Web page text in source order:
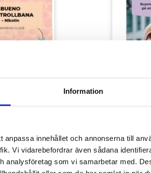
Information
anpassa innehållet och annonserna till
Vi vidarebefordrar även sådana
analysföretag som vi samarbetar med.
nikotin
€
för